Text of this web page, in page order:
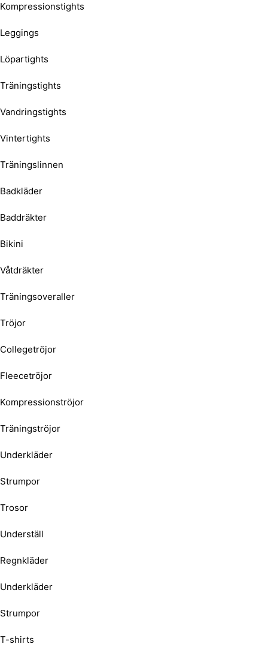
Kompressionstights
Leggings
Löpartights
Träningstights
Vandringstights
Vintertights
Träningslinnen
Badkläder
Baddräkter
Bikini
Våtdräkter
Träningsoveraller
Tröjor
Collegetröjor
Fleecetröjor
Kompressionströjor
Träningströjor
Underkläder
Strumpor
Trosor
Underställ
Regnkläder
Underkläder
Strumpor
T-shirts